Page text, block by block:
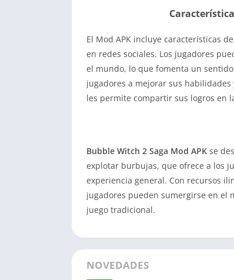
El Mod APK incluye características
en redes sociales. Los jugadores
el mundo, lo que fomenta un
jugadores a mejorar sus
les permite compartir sus logros en
Bubble Witch 2 Saga Mod APK se
explotar burbujas, que ofrece a los
experiencia general. Con recursos
jugadores pueden sumergirse en el
juego tradicional.
NOVEDADES